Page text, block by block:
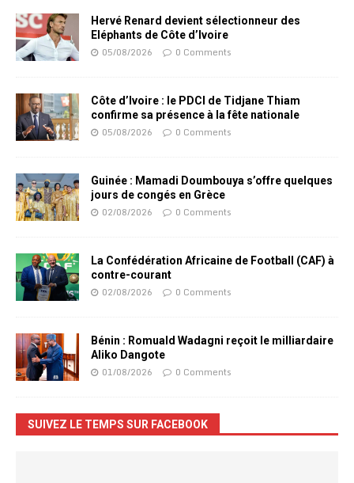
Hervé Renard devient sélectionneur des
Eléphants de Côte d’Ivoire
05/08/2026 0 Comments
Côte d’Ivoire : le PDCI de Tidjane Thiam
confirme sa présence à la fête nationale
05/08/2026 0 Comments
Guinée : Mamadi Doumbouya s’offre quelques
jours de congés en Grèce
02/08/2026 0 Comments
La Confédération Africaine de Football (CAF) à
contre-courant
02/08/2026 0 Comments
Bénin : Romuald Wadagni reçoit le milliardaire
Aliko Dangote
01/08/2026 0 Comments
SUIVEZ LE TEMPS SUR FACEBOOK